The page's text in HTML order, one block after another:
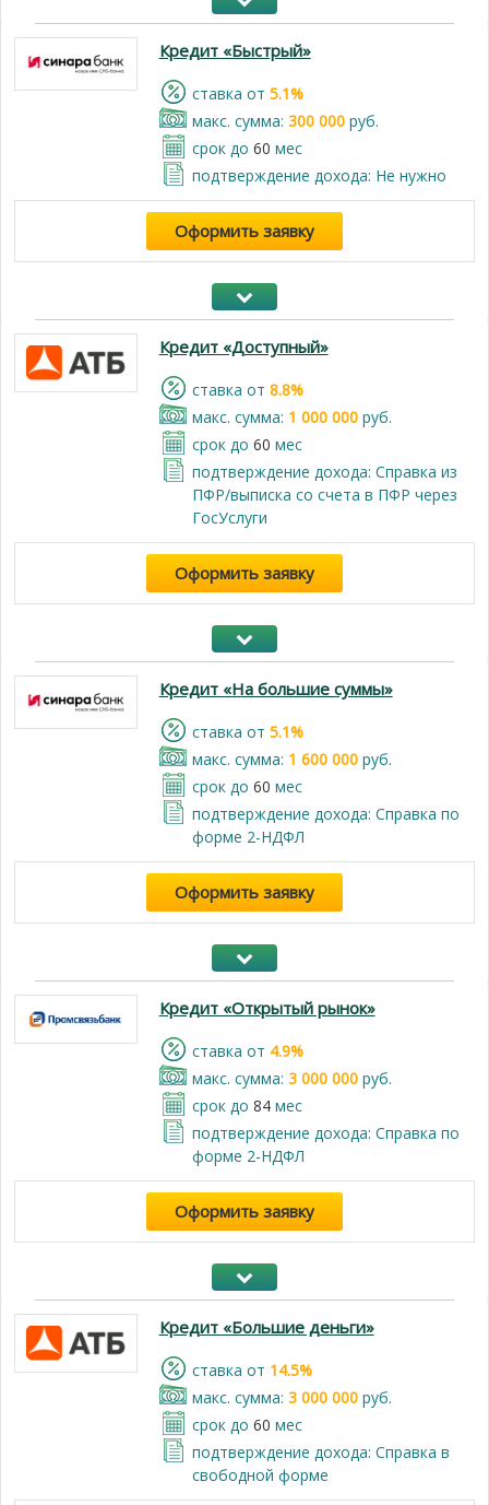
Кредит «Быстрый»
cтавка от 5.1%
макс. сумма: 300 000руб.
срок до 60 мес
подтверждение дохода: Не нужно
Оформить заявку
Кредит «Доступный»
cтавка от 8.8%
макс. сумма: 1 000 000руб.
срок до 60 мес
подтверждение дохода: Справка из
ПФР/выписка со счета в ПФР через
ГосУслуги
Оформить заявку
Кредит «На большие суммы»
cтавка от 5.1%
макс. сумма: 1 600 000руб.
срок до 60 мес
подтверждение дохода: Справка по
форме 2-НДФЛ
Оформить заявку
Кредит «Открытый рынок»
cтавка от 4.9%
макс. сумма: 3 000 000руб.
срок до 84мес
подтверждение дохода: Справка по
форме 2-НДФЛ
Оформить заявку
Кредит «Большие деньги»
cтавка от 14.5%
макс. сумма: 3 000 000руб.
срок до 60 мес
подтверждение дохода: Cправка в
свободной форме